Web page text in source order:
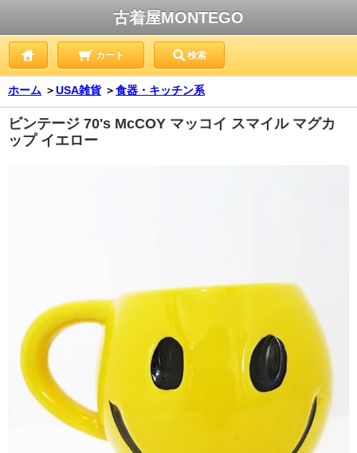
古着屋MONTEGO
カート 検索
ホーム ＞USA雑貨 ＞食器・キッチン系
ビンテージ 70's McCOY マッコイ スマイル マグカ
ップ イエロー